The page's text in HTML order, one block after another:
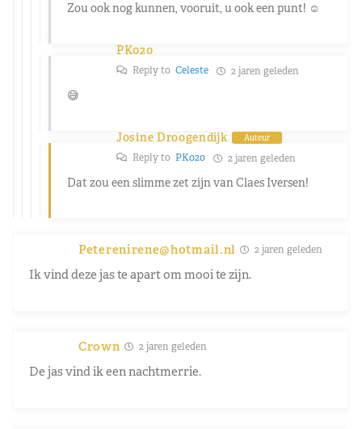
Zou ook nog kunnen, vooruit, u ook een punt! ☺️
PK020
Reply to Celeste 2 jaren geleden
😅
Josine Droogendijk Auteur
Reply to PK020 2 jaren geleden
Dat zou een slimme zet zijn van Claes Iversen!
Peterenirene@hotmail.nl 2 jaren geleden
Ik vind deze jas te apart om mooi te zijn.
Crown 2 jaren geleden
De jas vind ik een nachtmerrie.